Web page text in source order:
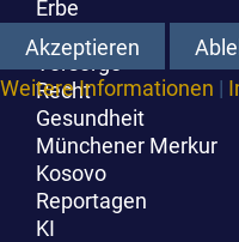
Erbe
Arbeitswelt
Vorsorge
Recht
Gesundheit
Münchener Merkur
Kosovo
Reportagen
KI
Akzeptieren
Weitere Informationen |